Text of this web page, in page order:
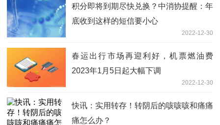
积分即将到期尽快兑换？中消协提醒：年
底收到这样的短信要小心
2022-12-30
春运出行市场再迎利好，机票燃油费
2023年1月5日起大幅下调
2022-12-30
快讯：实用转存！转阴后的咳咳咳和痛痛
痛怎么办？